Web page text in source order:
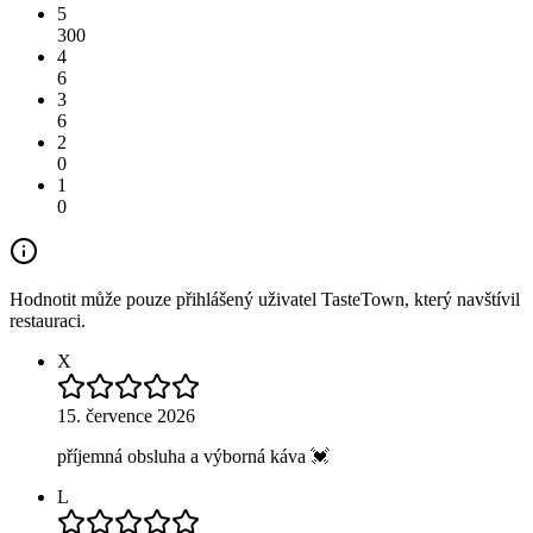
5
300
4
6
3
6
2
0
1
0
Hodnotit může pouze přihlášený uživatel TasteTown, který navštívil
restauraci.
X
15. července 2026
příjemná obsluha a výborná káva 💓
L